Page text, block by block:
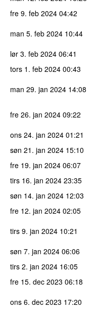
fre 9. feb 2024 04:42
man 5. feb 2024 10:44
lør 3. feb 2024 06:41
tors 1. feb 2024 00:43
man 29. jan 2024 14:08
fre 26. jan 2024 09:22
ons 24. jan 2024 01:21
søn 21. jan 2024 15:10
fre 19. jan 2024 06:07
tirs 16. jan 2024 23:35
søn 14. jan 2024 12:03
fre 12. jan 2024 02:05
tirs 9. jan 2024 10:21
søn 7. jan 2024 06:06
tirs 2. jan 2024 16:05
fre 15. dec 2023 06:18
ons 6. dec 2023 17:20